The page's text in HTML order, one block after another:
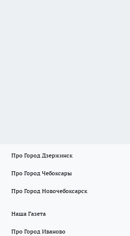
Про Город Дзержинск
Про Город Чебоксары
Про Город Новочебоксарск
Наша Газета
Про Город Иваново